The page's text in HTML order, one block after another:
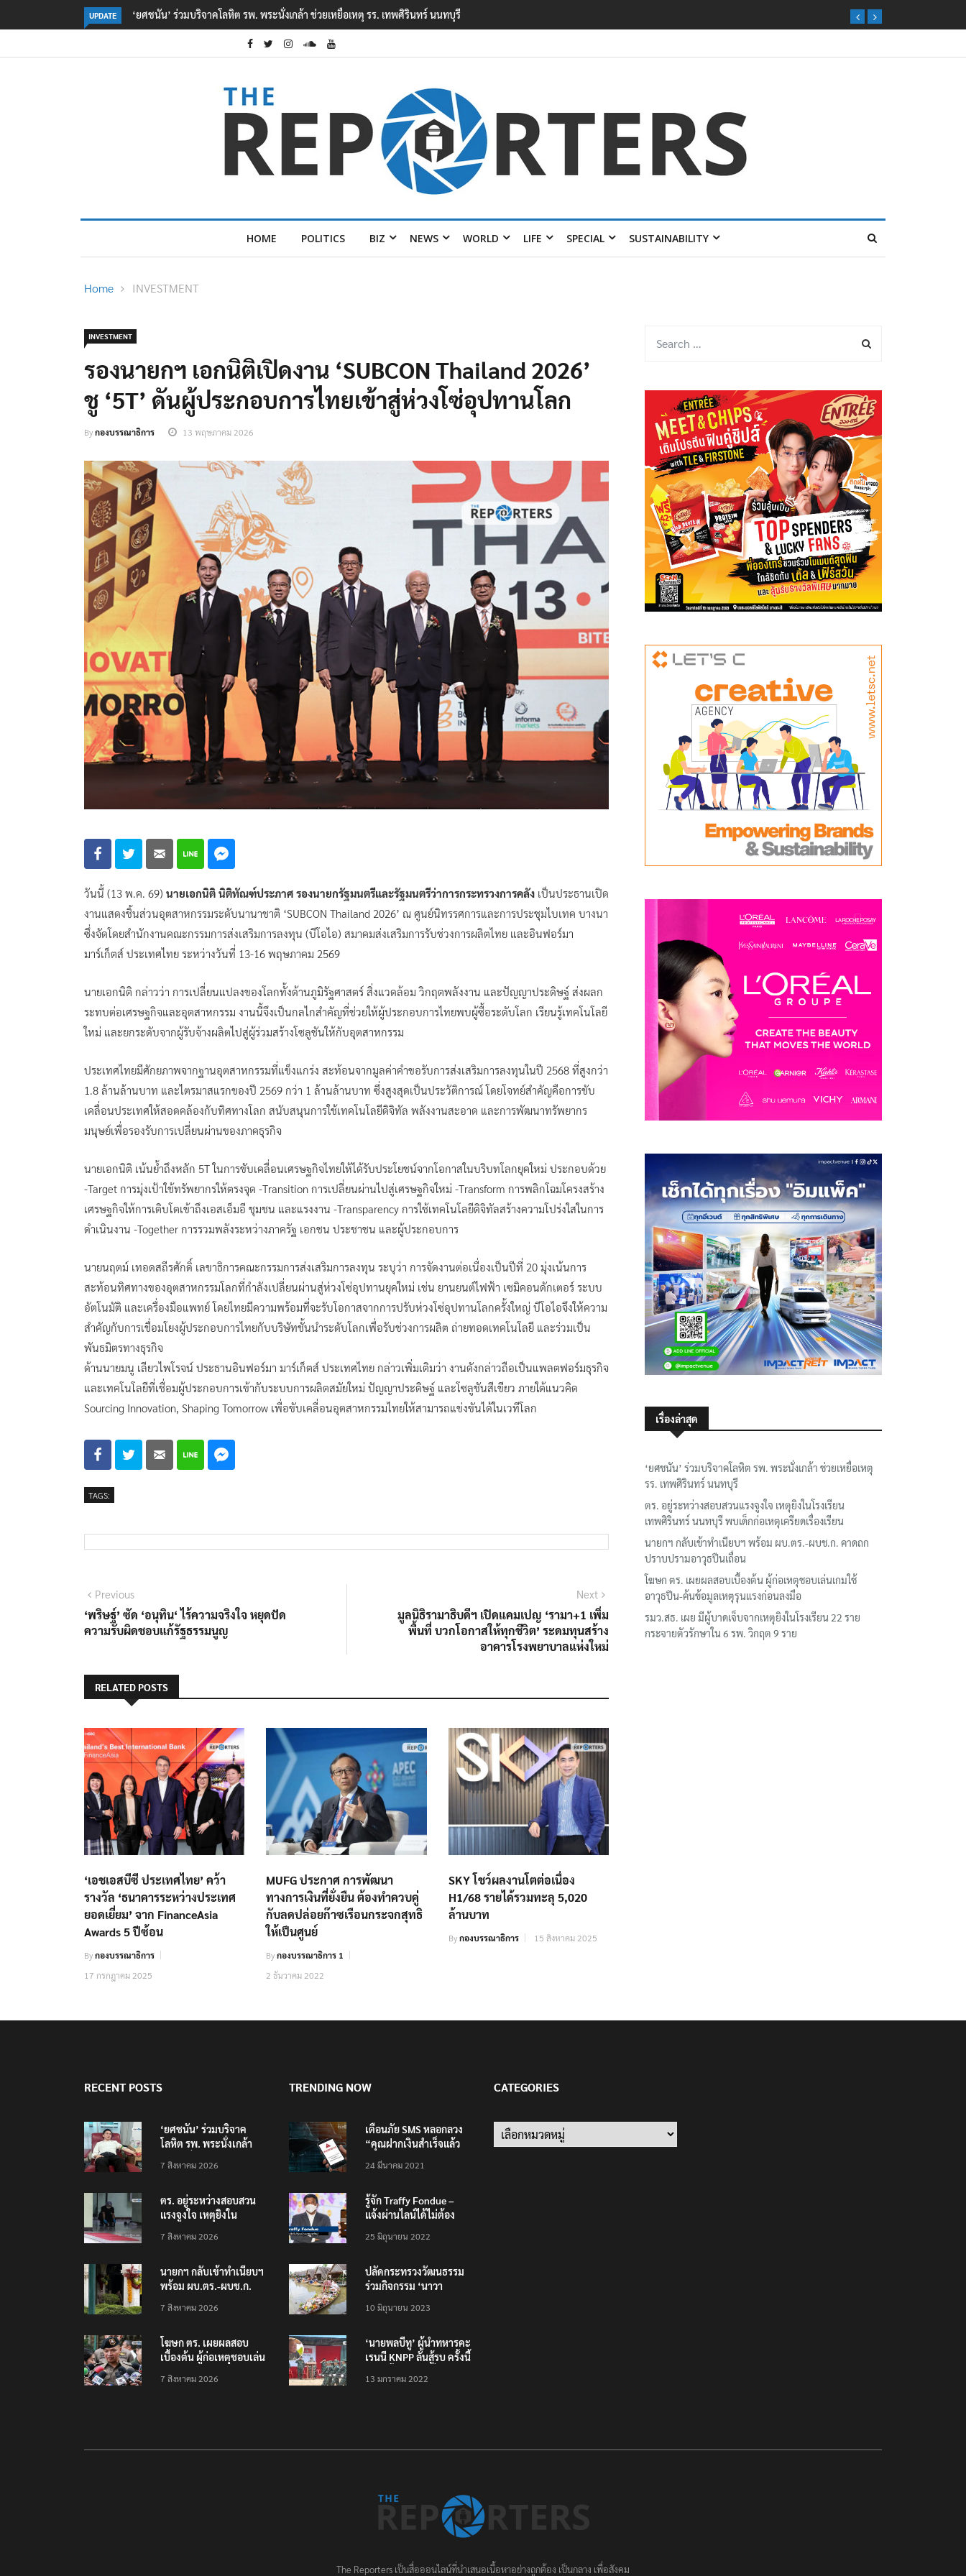
UPDATE ตร. อยู่ระหว่างสอบสวนแรงจูงใจ เหตุยิงในโรงเรียนเทพศิรินทร์ นนทบุรี พบเด็กก่อเหตุเครียดเรื่องเรียน
HOME POLITICS BIZ NEWS WORLD LIFE SPECIAL SUSTAINABILITY
Home INVESTMENT
INVESTMENT
รองนายกฯ เอกนิติเปิดงาน ‘SUBCON Thailand 2026’
ชู ‘5T’ ดันผู้ประกอบการไทยเข้าสู่ห่วงโซ่อุปทานโลก
Byกองบรรณาธิการ 13 พฤษภาคม 2026
วันนี้ (13 พ.ค. 69) นายเอกนิติ นิติทัณฑ์ประภาศ รองนายกรัฐมนตรีและรัฐมนตรีว่าการกระทรวงการคลัง เป็นประธานเปิด
งานแสดงชิ้นส่วนอุตสาหกรรมระดับนานาชาติ ‘SUBCON Thailand 2026’ ณ ศูนย์นิทรรศการและการประชุมไบเทค บางนา
ซึ่งจัดโดยสำนักงานคณะกรรมการส่งเสริมการลงทุน (บีโอไอ) สมาคมส่งเสริมการรับช่วงการผลิตไทย และอินฟอร์มา
มาร์เก็ตส์ ประเทศไทย ระหว่างวันที่ 13-16 พฤษภาคม 2569
นายเอกนิติ กล่าวว่า การเปลี่ยนแปลงของโลกทั้งด้านภูมิรัฐศาสตร์ สิ่งแวดล้อม วิกฤตพลังงาน และปัญญาประดิษฐ์ ส่งผลก
ระทบต่อเศรษฐกิจและอุตสาหกรรม งานนี้จึงเป็นกลไกสำคัญที่ช่วยให้ผู้ประกอบการไทยพบผู้ซื้อระดับโลก เรียนรู้เทคโนโลยี
ใหม่ และยกระดับจากผู้รับจ้างผลิตไปสู่ผู้ร่วมสร้างโซลูชันให้กับอุตสาหกรรม
ประเทศไทยมีศักยภาพจากฐานอุตสาหกรรมที่แข็งแกร่ง สะท้อนจากมูลค่าคำขอรับการส่งเสริมการลงทุนในปี 2568 ที่สูงกว่า
1.8 ล้านล้านบาท และไตรมาสแรกของปี 2569 กว่า 1 ล้านล้านบาท ซึ่งสูงสุดเป็นประวัติการณ์ โดยโจทย์สำคัญคือการขับ
เคลื่อนประเทศให้สอดคล้องกับทิศทางโลก สนับสนุนการใช้เทคโนโลยีดิจิทัล พลังงานสะอาด และการพัฒนาทรัพยากร
มนุษย์เพื่อรองรับการเปลี่ยนผ่านของภาคธุรกิจ
นายเอกนิติ เน้นย้ำถึงหลัก 5T ในการขับเคลื่อนเศรษฐกิจไทยให้ได้รับประโยชน์จากโอกาสในบริบทโลกยุคใหม่ ประกอบด้วย
-Target การมุ่งเป้าใช้ทรัพยากรให้ตรงจุด -Transition การเปลี่ยนผ่านไปสู่เศรษฐกิจใหม่ -Transform การพลิกโฉมโครงสร้าง
เศรษฐกิจให้การเติบโตเข้าถึงเอสเอ็มอี ชุมชน และแรงงาน -Transparency การใช้เทคโนโลยีดิจิทัลสร้างความโปร่งใสในการ
ดำเนินงาน -Together การรวมพลังระหว่างภาครัฐ เอกชน ประชาชน และผู้ประกอบการ
นายนฤตม์ เทอดสถีรศักดิ์ เลขาธิการคณะกรรมการส่งเสริมการลงทุน ระบุว่า การจัดงานต่อเนื่องเป็นปีที่ 20 มุ่งเน้นการ
สะท้อนทิศทางของอุตสาหกรรมโลกที่กำลังเปลี่ยนผ่านสู่ห่วงโซ่อุปทานยุคใหม่ เช่น ยานยนต์ไฟฟ้า เซมิคอนดักเตอร์ ระบบ
อัตโนมัติ และเครื่องมือแพทย์ โดยไทยมีความพร้อมที่จะรับโอกาสจากการปรับห่วงโซ่อุปทานโลกครั้งใหญ่ บีโอไอจึงให้ความ
สำคัญกับการเชื่อมโยงผู้ประกอบการไทยกับบริษัทชั้นนำระดับโลกเพื่อรับช่วงการผลิต ถ่ายทอดเทคโนโลยี และร่วมเป็น
พันธมิตรทางธุรกิจ
ด้านนายมนู เลียวไพโรจน์ ประธานอินฟอร์มา มาร์เก็ตส์ ประเทศไทย กล่าวเพิ่มเติมว่า งานดังกล่าวถือเป็นแพลตฟอร์มธุรกิจ
และเทคโนโลยีที่เชื่อมผู้ประกอบการเข้ากับระบบการผลิตสมัยใหม่ ปัญญาประดิษฐ์ และโซลูชันสีเขียว ภายใต้แนวคิด
Sourcing Innovation, Shaping Tomorrow เพื่อขับเคลื่อนอุตสาหกรรมไทยให้สามารถแข่งขันได้ในเวทีโลก
TAGS:
แนะแนว
เรื่อง
PreviousPrevious
post:
‘พริษฐ์’ ซัด ‘อนุทิน‘ ไร้ความจริงใจ หยุดปัด
ความรับผิดชอบแก้รัฐธรรมนูญ
Next
มูลนิธิรามาธิบดีฯ เปิดแคมเปญ ‘รามา+1 เพิ่ม
พื้นที่ บวกโอกาสให้ทุกชีวิต’ ระดมทุนสร้าง
อาคารโรงพยาบาลแห่งใหม่
RELATED POSTS
‘เอชเอสบีซี ประเทศไทย’ คว้า
รางวัล ‘ธนาคารระหว่างประเทศ
ยอดเยี่ยม’ จาก FinanceAsia
Awards 5 ปีซ้อน
Byกองบรรณาธิการ
17 กรกฎาคม 2025
MUFG ประกาศ การพัฒนา
ทางการเงินที่ยั่งยืน ต้องทำควบคู่
กับลดปล่อยก๊าซเรือนกระจกสุทธิ
ให้เป็นศูนย์
Byกองบรรณาธิการ 1
2 ธันวาคม 2022
SKY โชว์ผลงานโตต่อเนื่อง
H1/68 รายได้รวมทะลุ 5,020
ล้านบาท
Byกองบรรณาธิการ 15 สิงหาคม 2025
เรื่องล่าสุด
‘ยศชนัน’ ร่วมบริจาคโลหิต รพ. พระนั่งเกล้า ช่วยเหยื่อเหตุ
รร. เทพศิรินทร์ นนทบุรี
ตร. อยู่ระหว่างสอบสวนแรงจูงใจ เหตุยิงในโรงเรียน
เทพศิรินทร์ นนทบุรี พบเด็กก่อเหตุเครียดเรื่องเรียน
นายกฯ กลับเข้าทำเนียบฯ พร้อม ผบ.ตร.-ผบช.ก. คาดถก
ปราบปรามอาวุธปืนเถื่อน
โฆษก ตร. เผยผลสอบเบื้องต้น ผู้ก่อเหตุชอบเล่นเกมใช้
อาวุธปืน-ค้นข้อมูลเหตุรุนแรงก่อนลงมือ
รมว.สธ. เผย มีผู้บาดเจ็บจากเหตุยิงในโรงเรียน 22 ราย
กระจายตัวรักษาใน 6 รพ. วิกฤต 9 ราย
RECENT POSTS
‘ยศชนัน’ ร่วมบริจาค
โลหิต รพ. พระนั่งเกล้า
เทพศิรินทร์ นนทบุรี
7 สิงหาคม 2026
ตร. อยู่ระหว่างสอบสวน
แรงจูงใจ เหตุยิงใน
นนทบุรี พบเด็กก่อเหตุ
7 สิงหาคม 2026
นายกฯ กลับเข้าทำเนียบฯ
พร้อม ผบ.ตร.-ผบช.ก.
ปืนเถื่อน
7 สิงหาคม 2026
โฆษก ตร. เผยผลสอบ
เบื้องต้น ผู้ก่อเหตุชอบเล่น
เหตุรุนแรงก่อนลงมือ
7 สิงหาคม 2026
TRENDING NOW
เตือนภัย SMS หลอกลวง
“คุณฝากเงินสำเร็จแล้ว
200,000 บาท”
24 มีนาคม 2021
รู้จัก Traffy Fondue –
แจ้งผ่านไลน์ได้ไม่ต้อง
ทั่วไทย ไม่ใช่แค่ในกรุง
25 มิถุนายน 2022
ปลัดกระทรวงวัฒนธรรม
ร่วมกิจกรรม ‘นาวา
ตักบาตรทางน้ำ
10 มิถุนายน 2023
‘นายพลบีทู’ ผู้นำทหารคะ
เรนนี KNPP ลั่นสู้รบ ครั้งนี้
ประชาชนต้องชนะ
13 มกราคม 2022
CATEGORIES
Categories
The Reporters เป็นสื่อออนไลน์ที่นำเสนอเนื้อหาอย่างถูกต้อง เป็นกลาง เพื่อสังคม